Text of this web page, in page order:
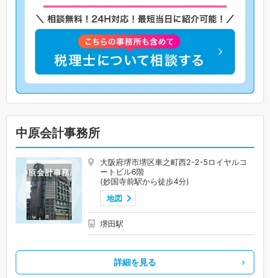
中原会計事務所
大阪府堺市堺区車之町西2-2-5ロイヤルコ
ートビル6階
(妙国寺前駅から徒歩4分)
地図
堺田駅
詳細を見る